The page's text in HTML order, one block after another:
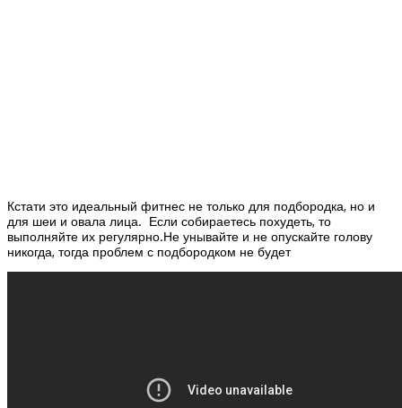
Кстати это идеальный фитнес не только для подбородка, но и
для шеи и овала лица. Если собираетесь похудеть, то
выполняйте их регулярно.Не унывайте и не опускайте голову
никогда, тогда проблем с подбородком не будет